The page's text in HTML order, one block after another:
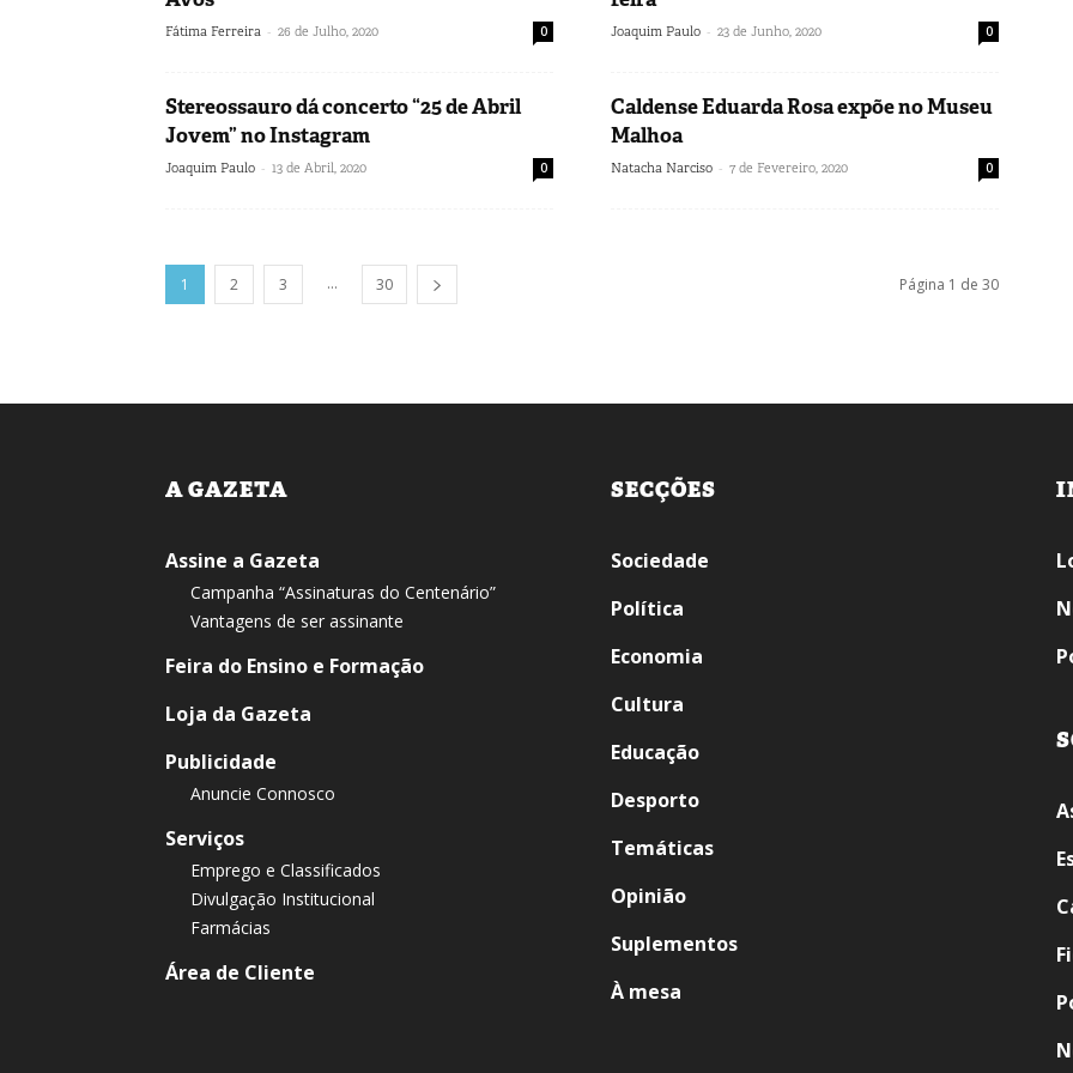
Fátima Ferreira - 26 de Julho, 2020 0 Joaquim Paulo - 23 de Junho, 2020 0
Stereossauro dá concerto “25 de Abril
Jovem” no Instagram
Joaquim Paulo - 13 de Abril, 2020 0
Caldense Eduarda Rosa expõe no Museu
Malhoa
Natacha Narciso - 7 de Fevereiro, 2020 0
1 2 3 ... 30 Página 1 de 30
A GAZETA
Assine a Gazeta
Campanha “Assinaturas do Centenário”
Vantagens de ser assinante
Feira do Ensino e Formação
Loja da Gazeta
Publicidade
Anuncie Connosco
Serviços
Emprego e Classificados
Divulgação Institucional
Farmácias
Área de Cliente
SECÇÕES
Sociedade
Política
Economia
Cultura
Educação
Desporto
Temáticas
Opinião
Suplementos
À mesa